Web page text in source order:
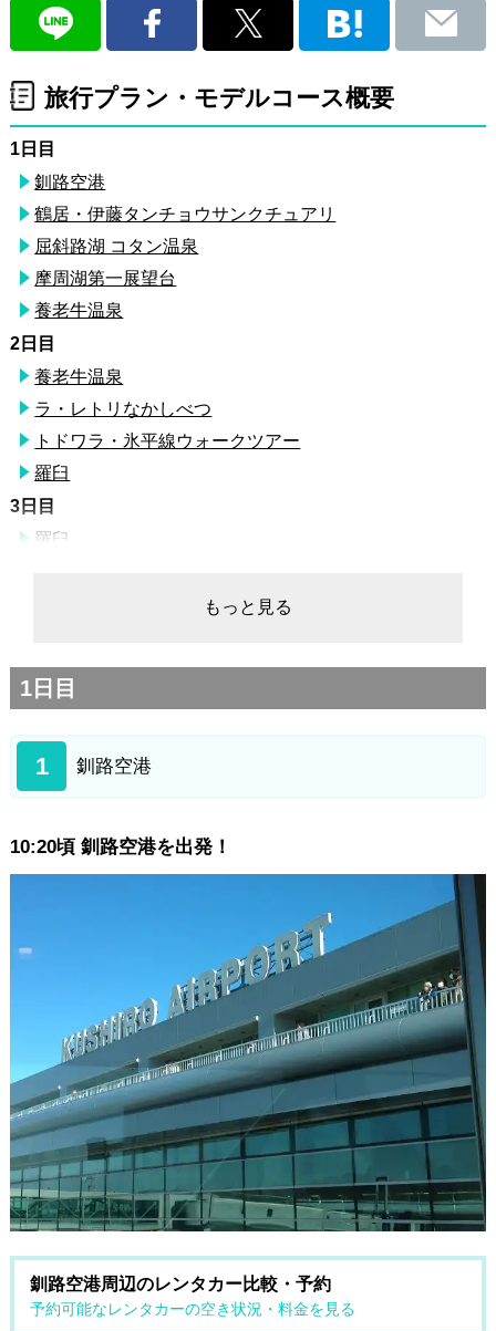
旅行プラン・モデルコース概要
1日目
釧路空港
鶴居・伊藤タンチョウサンクチュアリ
屈斜路湖 コタン温泉
摩周湖第一展望台
養老牛温泉
2日目
養老牛温泉
ラ・レトリなかしべつ
トドワラ・氷平線ウォークツアー
羅臼
3日目
羅臼
プユニ岬
天に続く道
女満別空港
もっと見る
1日目
1 釧路空港
10:20頃 釧路空港を出発！
釧路空港周辺のレンタカー比較・予約
予約可能なレンタカーの空き状況・料金を見る